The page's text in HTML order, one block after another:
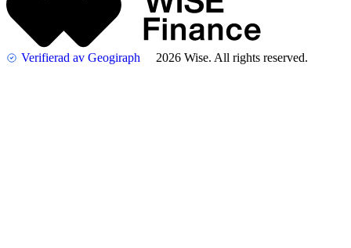
Verifierad av Geogiraph 2026 Wise. All rights reserved.